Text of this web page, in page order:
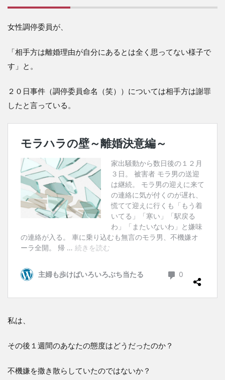
女性調停委員が、
「相手方は離婚理由が自分にあるとは全く思ってない様子で
す」と。
２０日事件（調停委員命名（笑））については相手方は謝罪
したと言っている。
私は、
その後１週間のあなたの態度はどうだったのか？
不機嫌を撒き散らしていたのではないか？